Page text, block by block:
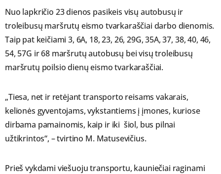
Nuo lapkričio 23 dienos pasikeis visų autobusų ir
troleibusų maršrutų eismo tvarkaraščiai darbo dienomis.
Taip pat keičiami 3, 6A, 18, 23, 26, 29G, 35A, 37, 38, 40, 46,
54, 57G ir 68 maršrutų autobusų bei visų troleibusų
maršrutų poilsio dienų eismo tvarkaraščiai.
„Tiesa, net ir retėjant transporto reisams vakarais,
kelionės gyventojams, vykstantiems į įmones, kuriose
dirbama pamainomis, kaip ir iki šiol, bus pilnai
užtikrintos“, – tvirtino M. Matusevičius.
Prieš vykdami viešuoju transportu, kauniečiai raginami